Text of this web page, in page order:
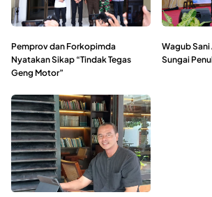
Pemprov dan Forkopimda
Nyatakan Sikap “Tindak Tegas
Geng Motor”
Wagub Sani
Sungai